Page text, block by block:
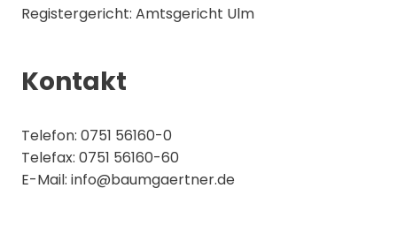
Registergericht: Amtsgericht Ulm
Kontakt
Telefon: 0751 56160-0
Telefax: 0751 56160-60
E-Mail: info@baumgaertner.de